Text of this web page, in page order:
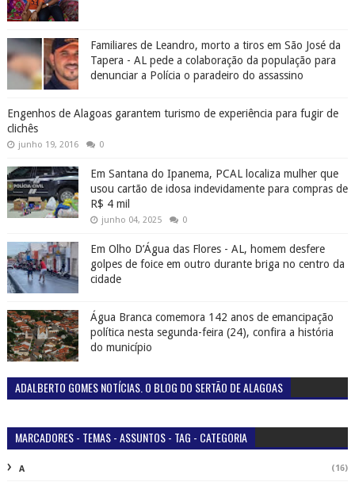
Familiares de Leandro, morto a tiros em São José da
Tapera - AL pede a colaboração da população para
denunciar a Polícia o paradeiro do assassino
Engenhos de Alagoas garantem turismo de experiência para fugir de
clichês
junho 19, 2016 0
Em Santana do Ipanema, PCAL localiza mulher que
usou cartão de idosa indevidamente para compras de
R$ 4 mil
junho 04, 2025 0
Em Olho D’Água das Flores - AL, homem desfere
golpes de foice em outro durante briga no centro da
cidade
Água Branca comemora 142 anos de emancipação
política nesta segunda-feira (24), confira a história
do município
ADALBERTO GOMES NOTÍCIAS. O BLOG DO SERTÃO DE ALAGOAS
MARCADORES - TEMAS - ASSUNTOS - TAG - CATEGORIA
A (16)